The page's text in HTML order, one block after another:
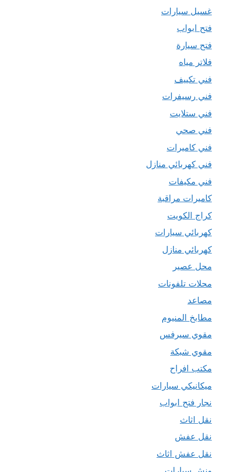
غسيل سيارات
فتح ابواب
فتح سيارة
فلاتر مياه
فني تكييف
فني رسيفرات
فني ستلايت
فني صحي
فني كاميرات
فني كهربائي منازل
فني مكيفات
كاميرات مراقبة
كراج الكويت
كهربائي سيارات
كهربائي منازل
محل عصير
محلات تلفونات
مصاعد
مطابخ المنيوم
مقوي سيرفس
مقوي شبكة
مكتب افراح
ميكانيكي سيارات
نجار فتح ابواب
نقل اثاث
نقل عفش
نقل عفش اثاث